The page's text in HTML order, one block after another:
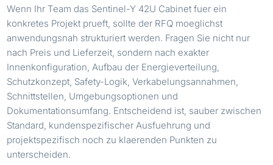
Wenn Ihr Team das Sentinel-Y 42U Cabinet fuer ein
konkretes Projekt prueft, sollte der RFQ moeglichst
anwendungsnah strukturiert werden. Fragen Sie nicht nur
nach Preis und Lieferzeit, sondern nach exakter
Innenkonfiguration, Aufbau der Energieverteilung,
Schutzkonzept, Safety-Logik, Verkabelungsannahmen,
Schnittstellen, Umgebungsoptionen und
Dokumentationsumfang. Entscheidend ist, sauber zwischen
Standard, kundenspezifischer Ausfuehrung und
projektspezifisch noch zu klaerenden Punkten zu
unterscheiden.